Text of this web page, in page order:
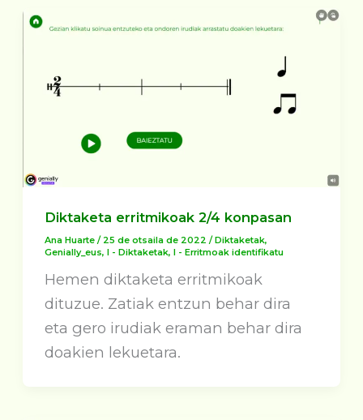
Diktaketa erritmikoak 2/4 konpasan
Ana Huarte/ 25 de otsaila de 2022/Diktaketak,
Genially_eus,I - Diktaketak,I - Erritmoak identifikatu
Hemen diktaketa erritmikoak
dituzue. Zatiak entzun behar dira
eta gero irudiak eraman behar dira
doakien lekuetara.